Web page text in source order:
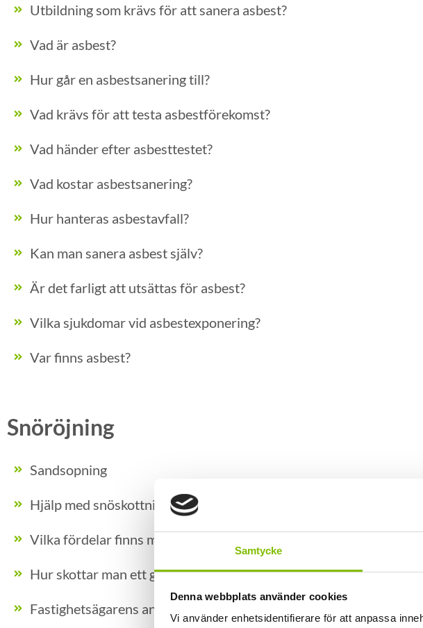
Samtycke
Denna webbplats använder cookies
Vi använder enhetsidentifierare för att anpassa
Utbildning som krävs för att sanera asbest?
Vad är asbest?
Hur går en asbestsanering till?
Vad krävs för att testa asbestförekomst?
Vad händer efter asbesttestet?
Vad kostar asbestsanering?
Hur hanteras asbestavfall?
Kan man sanera asbest själv?
Är det farligt att utsättas för asbest?
Vilka sjukdomar vid asbestexponering?
Var finns asbest?
Snöröjning
Sandsopning
Hjälp med snöskottning, vänd dig hit
Vilka fördelar finns med med takskottning?
Hur skottar man ett grönt tak?
Fastighetsägarens ansvar vid snöras